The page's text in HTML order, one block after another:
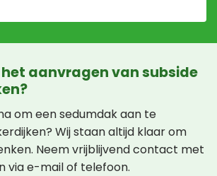
aanvragen van subside
om een sedumdak aan te
Wij staan altijd klaar om
Neem vrijblijvend contact met
via e-mail of telefoon.